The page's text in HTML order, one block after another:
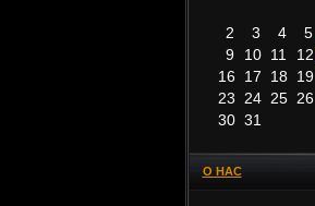
2
3 4 5
9
10 11 12
16 17 18 19
23
24 25 26
30 31
О НАС